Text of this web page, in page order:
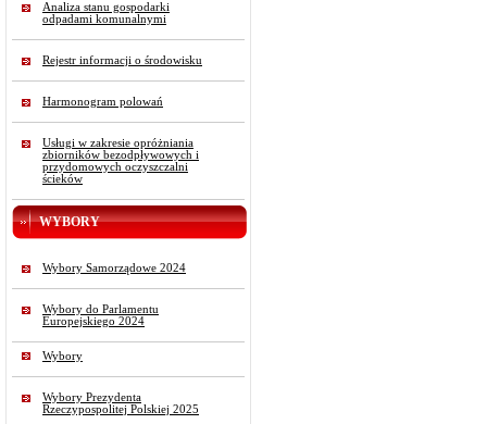
Analiza stanu gospodarki
odpadami komunalnymi
Rejestr informacji o środowisku
Harmonogram polowań
Usługi w zakresie opróżniania
zbiorników bezodpływowych i
przydomowych oczyszczalni
ścieków
WYBORY
Wybory Samorządowe 2024
Wybory do Parlamentu
Europejskiego 2024
Wybory
Wybory Prezydenta
Rzeczypospolitej Polskiej 2025